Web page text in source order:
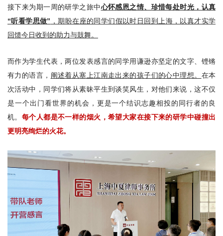
接下来为期一周的研学之旅中心怀感恩之情、珍惜每处时光，认真
“听看学思做” ，期盼在座的同学们假以时日回到上海，以真才实学
回馈今日收到的助力与鼓舞。
而作为学生代表，两位发表感言的同学用谦逊亦坚定的文字、铿锵
有力的语言， 阐述着从塞上江南走出来的孩子们的心中理想。 在本
次活动中，同学们将从素昧平生到谈笑风生，对他们来说，这不仅
是一个出门看世界的机会，更是一个结识志趣相投的同行者的良
机。 每个人都是不一样的烟火，希望大家在接下来的研学中碰撞出
更明亮绚烂的火花。